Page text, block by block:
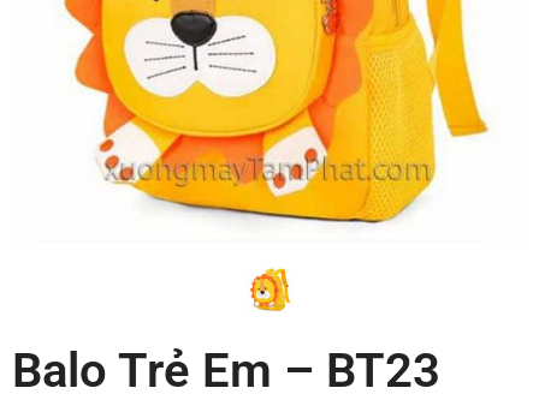
Balo Trẻ Em – BT23